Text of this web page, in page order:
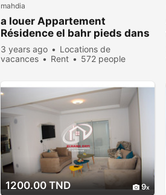
mahdia
a louer Appartement
Résidence el bahr pieds dans
l’eau
3 years ago
Locations de
vacances
Rent
572 people
1200.00 TND 9